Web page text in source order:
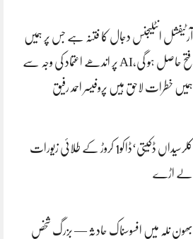
آرٹیفشل انٹلیجنس دجال کا فتنہ ہے جس پر ہمیں
فتح حاصل ہو گی،AI پر اندھے اعتماد کی وجہ سے
ہمیں خطرات لاحق ہیں پروفیسر احمد رفیق
کلرسیداں ڈکیتی‘ڈاکو1 کروڑ کے طلائی زیورات
لے اڑے
بھون نلہ میں افسوسناک حادثہ — بزرگ شخص